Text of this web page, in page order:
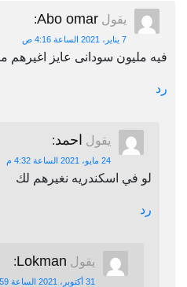
يقول Abo omar
:
7 يناير، 2021 الساعة 4:16 ص
فيه مليون سودانى عايز اغيرهم مصرى.
رد
يقول احمد:
24 مايو، 2021 الساعة 4:32 م
لو في اسكندريه نغيرهم لك
رد
يقول Lokman
:
31 أكتوبر، 2021 الساعة 10:59 م